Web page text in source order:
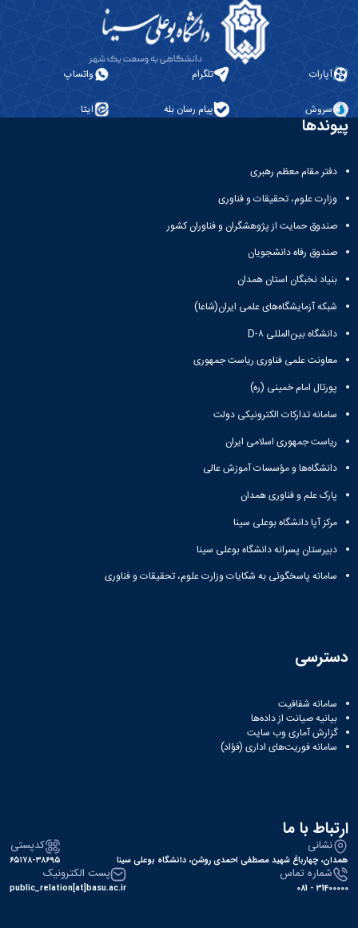
آپارات تلگرام واتساپ
سروش پیام رسان بله ایتا
پیوندها
دفتر مقام معظم رهبری
وزارت علوم، تحقیقات و فناوری
صندوق حمایت از پژوهشگران و فناوران کشور
صندوق رفاه دانشجویان
بنیاد نخبگان استان همدان
شبکه آزمایشگاه‌های علمی ایران(شاعا)
دانشگاه بین‌المللی D-۸
معاونت علمی فناوری ریاست جمهوری
پورتال امام خمینی (ره)
سامانه تدارکات الکترونیکی دولت
ریاست جمهوری اسلامی ایران
دانشگاه‌ها و مؤسسات آموزش عالی
پارک علم و فناوری همدان
مرکز آپا دانشگاه بوعلی سینا
دبیرستان پسرانه دانشگاه بوعلی سینا
سامانه پاسخگوئی به شکایات وزارت علوم، تحقیقات و فناوری
دسترسی
سامانه شفافیت
بیانیه صیانت از داده‌ها
گزارش آماری وب‌ سایت
سامانه فوریت‌های اداری (فؤاد)
ارتباط با ما
نشانی
همدان، چهارباغ شهید مصطفی احمدی روشن، دانشگاه بوعلی سینا
کدپستی
۶۵۱۷۸-۳۸۶۹۵
شماره تماس
31400000 - 081
پست الکترونیک
public_relation[at]basu.ac.ir